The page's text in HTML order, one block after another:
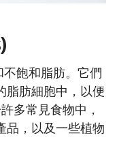
飽和脂肪。它們
脂肪細胞中，以便
多常見食物中，
品，以及一些植物